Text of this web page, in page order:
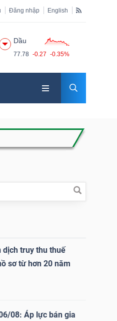
Đăng nhập English
Dầu
77.78 -0.27 -0.35%
dịch truy thu thuế
sơ từ hơn 20 năm
08: Áp lực bán gia